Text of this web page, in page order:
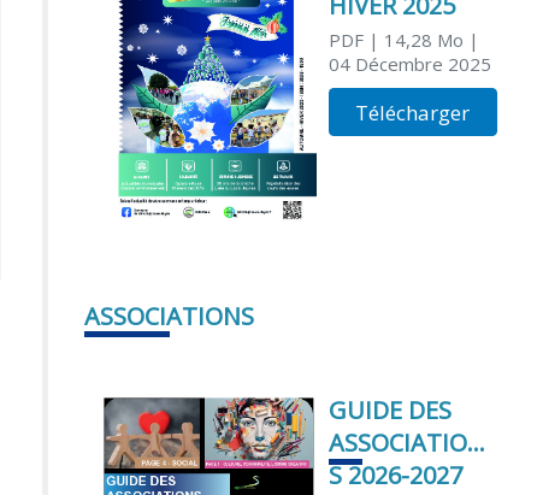
PDF| 14,28 Mo |
04 Décembre 2025
Télécharger
ASSOCIATIONS
GUIDE DES
ASSOCIATION
S 2026-2027